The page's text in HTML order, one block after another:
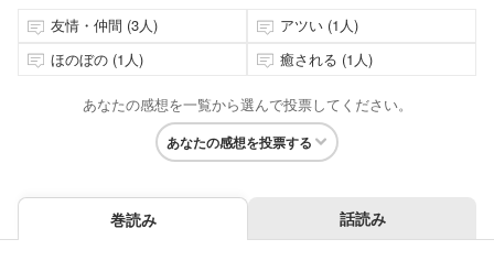
友情・仲間 (3人)
アツい (1人)
ほのぼの (1人)
癒される (1人)
あなたの感想を一覧から選んで投票してください。
あなたの感想を投票する
巻読み 話読み